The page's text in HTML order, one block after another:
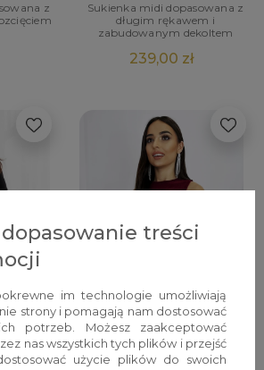
z
Sukienka midi dopasowana z
długim rękawem i
zabudowanym dekoltem
239,00 zł
treści
im technologie umożliwiają
strony i pomagają nam dostosować
potrzeb. Możesz zaakceptować
nas wszystkich tych plików i przejść
użycie plików do swoich